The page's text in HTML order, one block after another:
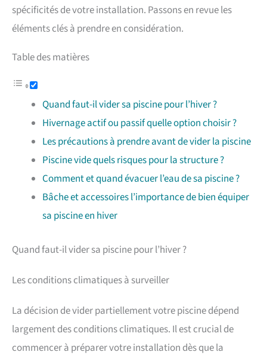
spécificités de votre installation. Passons en revue les
éléments clés à prendre en considération.
Table des matières
Quand faut-il vider sa piscine pour l’hiver ?
Hivernage actif ou passif quelle option choisir ?
Les précautions à prendre avant de vider la piscine
Piscine vide quels risques pour la structure ?
Comment et quand évacuer l’eau de sa piscine ?
Bâche et accessoires l’importance de bien équiper
sa piscine en hiver
Quand faut-il vider sa piscine pour l’hiver ?
Les conditions climatiques à surveiller
La décision de vider partiellement votre piscine dépend
largement des conditions climatiques. Il est crucial de
commencer à préparer votre installation dès que la